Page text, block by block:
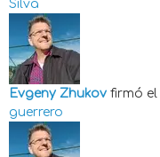
Silva
Evgeny Zhukov firmó el
guerrero